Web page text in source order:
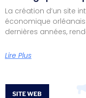
La création d’un site
économique
dernières années,
Lire Plus
SITE WEB